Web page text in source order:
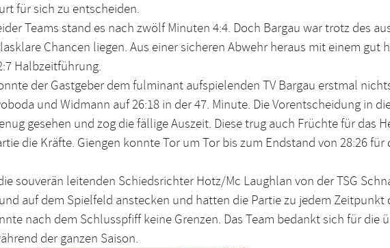
für sich zu entscheiden.
Teams stand es nach zwölf Minuten 4:4. Doch Bargau war trotz des
Chancen liegen. Aus einer sicheren Abwehr heraus mit einem gut
Halbzeitführung.
der Gastgeber dem fulminant aufspielenden TV Bargau erstmal
und Widmann auf 26:18 in der 47. Minute. Die Vorentscheidung in
gesehen und zog die fällige Auszeit. Diese trug auch Früchte für das
die Kräfte. Giengen konnte Tor um Tor bis zum Endstand von 28:26
souverän leitenden Schiedsrichter Hotz/Mc Laughlan von der TSG
auf dem Spielfeld anstecken und hatten die Partie zu jedem Zeitpunkt
nach dem Schlusspfiff keine Grenzen. Das Team bedankt sich für
der ganzen Saison.